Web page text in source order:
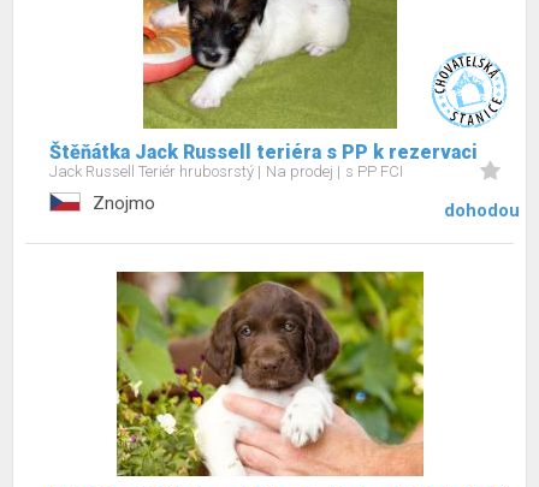
Štěňátka Jack Russell teriéra s PP k rezervaci
Jack Russell Teriér hrubosrstý Na prodej s PP FCI
Znojmo dohodou